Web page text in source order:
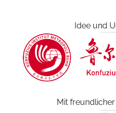
Idee und
Mit